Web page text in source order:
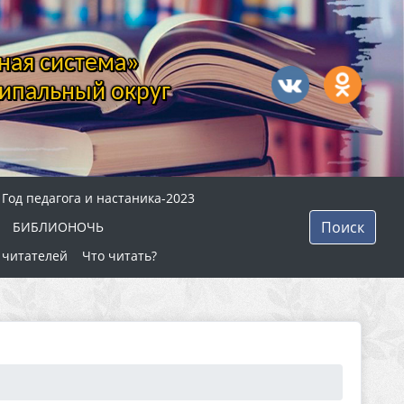
система»
округ
Год педагога и настаника-2023
БИБЛИОНОЧЬ
Что читать?
Поиск